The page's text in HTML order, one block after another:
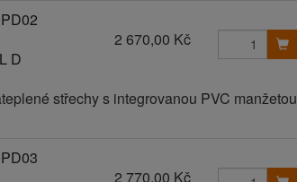
D
2 670,00 Kč
střechy s integrovanou PVC manžetou
2 770,00 Kč